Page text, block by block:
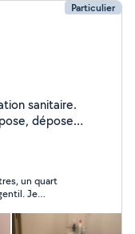
Particulier
sanitaire.
dépose
97.78-44 si je ne
pas ds mon
une
CHER...
un quart
Je